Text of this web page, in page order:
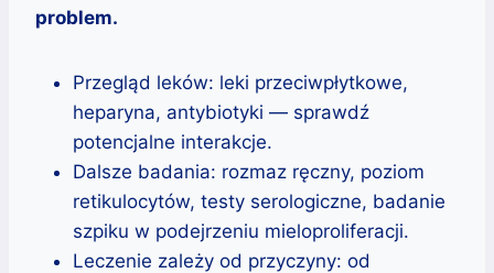
problem.
Przegląd leków: leki przeciwpłytkowe,
heparyna, antybiotyki — sprawdź
potencjalne interakcje.
Dalsze badania: rozmaz ręczny, poziom
retikulocytów, testy serologiczne, badanie
szpiku w podejrzeniu mieloproliferacji.
Leczenie zależy od przyczyny: od